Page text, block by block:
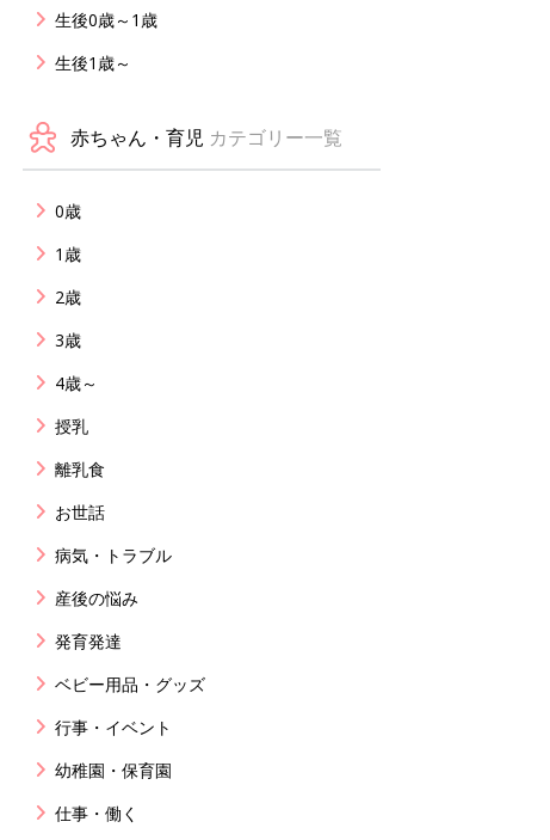
生後0歳～1歳
生後1歳～
赤ちゃん・育児 カテゴリー一覧
0歳
1歳
2歳
3歳
4歳～
授乳
離乳食
お世話
病気・トラブル
産後の悩み
発育発達
ベビー用品・グッズ
行事・イベント
幼稚園・保育園
仕事・働く